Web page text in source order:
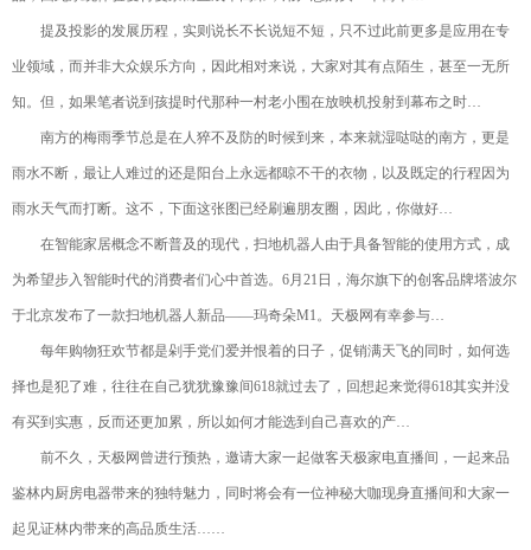
提及投影的发展历程，实则说长不长说短不短，只不过此前更多是应用在专
业领域，而并非大众娱乐方向，因此相对来说，大家对其有点陌生，甚至一无所
知。但，如果笔者说到孩提时代那种一村老小围在放映机投射到幕布之时…
南方的梅雨季节总是在人猝不及防的时候到来，本来就湿哒哒的南方，更是
雨水不断，最让人难过的还是阳台上永远都晾不干的衣物，以及既定的行程因为
雨水天气而打断。这不，下面这张图已经刷遍朋友圈，因此，你做好…
在智能家居概念不断普及的现代，扫地机器人由于具备智能的使用方式，成
为希望步入智能时代的消费者们心中首选。6月21日，海尔旗下的创客品牌塔波尔
于北京发布了一款扫地机器人新品——玛奇朵M1。天极网有幸参与…
每年购物狂欢节都是剁手党们爱并恨着的日子，促销满天飞的同时，如何选
择也是犯了难，往往在自己犹犹豫豫间618就过去了，回想起来觉得618其实并没
有买到实惠，反而还更加累，所以如何才能选到自己喜欢的产…
前不久，天极网曾进行预热，邀请大家一起做客天极家电直播间，一起来品
鉴林内厨房电器带来的独特魅力，同时将会有一位神秘大咖现身直播间和大家一
起见证林内带来的高品质生活……